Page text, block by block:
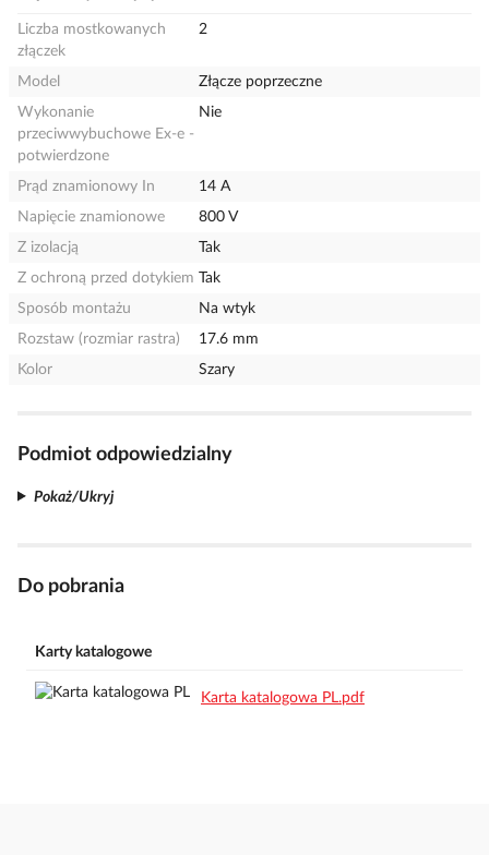
Liczba mostkowanych
złączek
2
Model
Złącze poprzeczne
Wykonanie
przeciwwybuchowe Ex-e -
potwierdzone
Nie
Prąd znamionowy In
14 A
Napięcie znamionowe
800 V
Z izolacją
Tak
Z ochroną przed dotykiem Tak
Sposób montażu
Na wtyk
Rozstaw (rozmiar rastra)
17.6 mm
Kolor
Szary
Podmiot odpowiedzialny
Pokaż/Ukryj
Do pobrania
Karty katalogowe
Karta katalogowa PL.pdf